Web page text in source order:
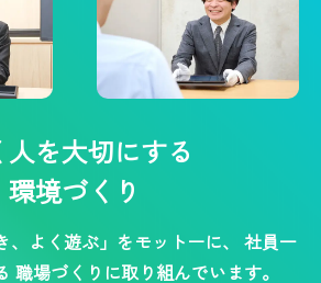
を大切にする
環境づくり
よく遊ぶ」をモットーに、 社員一
職場づくりに取り組んでいます。